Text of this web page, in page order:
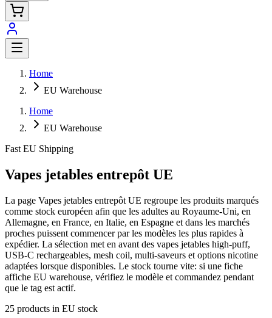
Home
EU Warehouse
Home
EU Warehouse
Fast EU Shipping
Vapes jetables entrepôt UE
La page Vapes jetables entrepôt UE regroupe les produits marqués
comme stock européen afin que les adultes au Royaume-Uni, en
Allemagne, en France, en Italie, en Espagne et dans les marchés
proches puissent commencer par les modèles les plus rapides à
expédier. La sélection met en avant des vapes jetables high-puff,
USB-C rechargeables, mesh coil, multi-saveurs et options nicotine
adaptées lorsque disponibles. Le stock tourne vite: si une fiche
affiche EU warehouse, vérifiez le modèle et commandez pendant
que le tag est actif.
25 products in EU stock